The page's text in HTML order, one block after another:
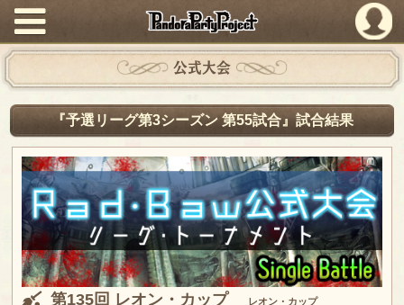
PandoraPartyProject
公式大会
『予選リーグ第3シーズン 第55試合』試合結果
第135回 レオン・カップ レオン・カップ